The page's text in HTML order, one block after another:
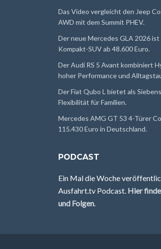
Das Video vergleicht den Jeep
AWD mit dem Summit PHEV.
Der neue Mercedes GLA 2026
Kompakt-SUV ab 48.600 Euro.
Der Audi RS 5 Avant kombiniert
hoher Performance und
Der Fiat Qubo L bietet als
Flexibilität für Familien.
Mercedes AMG GT 53 4-Türer
115.430 Euro in Deutschland.
PODCAST
Ein Mal die Woche
Ausfahrt.tv Podcast. Hier
und Folgen